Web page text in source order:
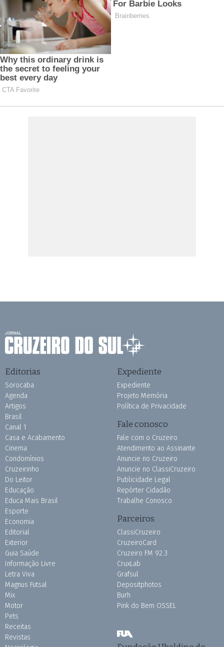
Editorias
Sorocaba
Agenda
Artigos
Brasil
Canal 1
Casa e Acabamento
Cinema
Condomínios
Cruzeirinho
Do Leitor
Educação
Educa Mais Brasil
Esporte
Economia
Editorial
Exterior
Guia Saúde
Informação Livre
Letra Viva
Magnus Futsal
Mix
Motor
Pets
Receitas
Revistas
Expediente
Expediente
Projeto Memória
Política de Privacidade
Fale conosco
Fale com o Cruzeiro
Atendimento ao Assinante
Anuncie no Cruzeiro
Anuncie no ClassiCruzeiro
Publicidade Legal
Repórter Cidadão
Trabalhe Conosco
Parceiros
ClassiCruzeiro
CruzeiroCard
Cruzeiro FM 92.3
CruxLab
Grafsul
Depositphotos
Burh
Pink do Bem OSSEL